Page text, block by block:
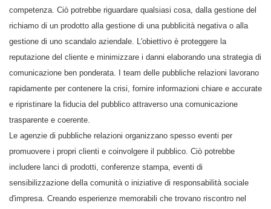
competenza. Ciò potrebbe riguardare qualsiasi cosa, dalla gestione del
richiamo di un prodotto alla gestione di una pubblicità negativa o alla
gestione di uno scandalo aziendale. L'obiettivo è proteggere la
reputazione del cliente e minimizzare i danni elaborando una strategia di
comunicazione ben ponderata. I team delle pubbliche relazioni lavorano
rapidamente per contenere la crisi, fornire informazioni chiare e accurate
e ripristinare la fiducia del pubblico attraverso una comunicazione
trasparente e coerente.
Le agenzie di pubbliche relazioni organizzano spesso eventi per
promuovere i propri clienti e coinvolgere il pubblico. Ciò potrebbe
includere lanci di prodotti, conferenze stampa, eventi di
sensibilizzazione della comunità o iniziative di responsabilità sociale
d'impresa. Creando esperienze memorabili che trovano riscontro nel